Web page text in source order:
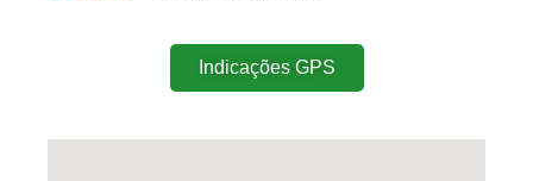
Indicações GPS